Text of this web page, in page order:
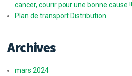
cancer, courir pour une bonne cause !!
Plan de transport Distribution
Archives
mars 2024